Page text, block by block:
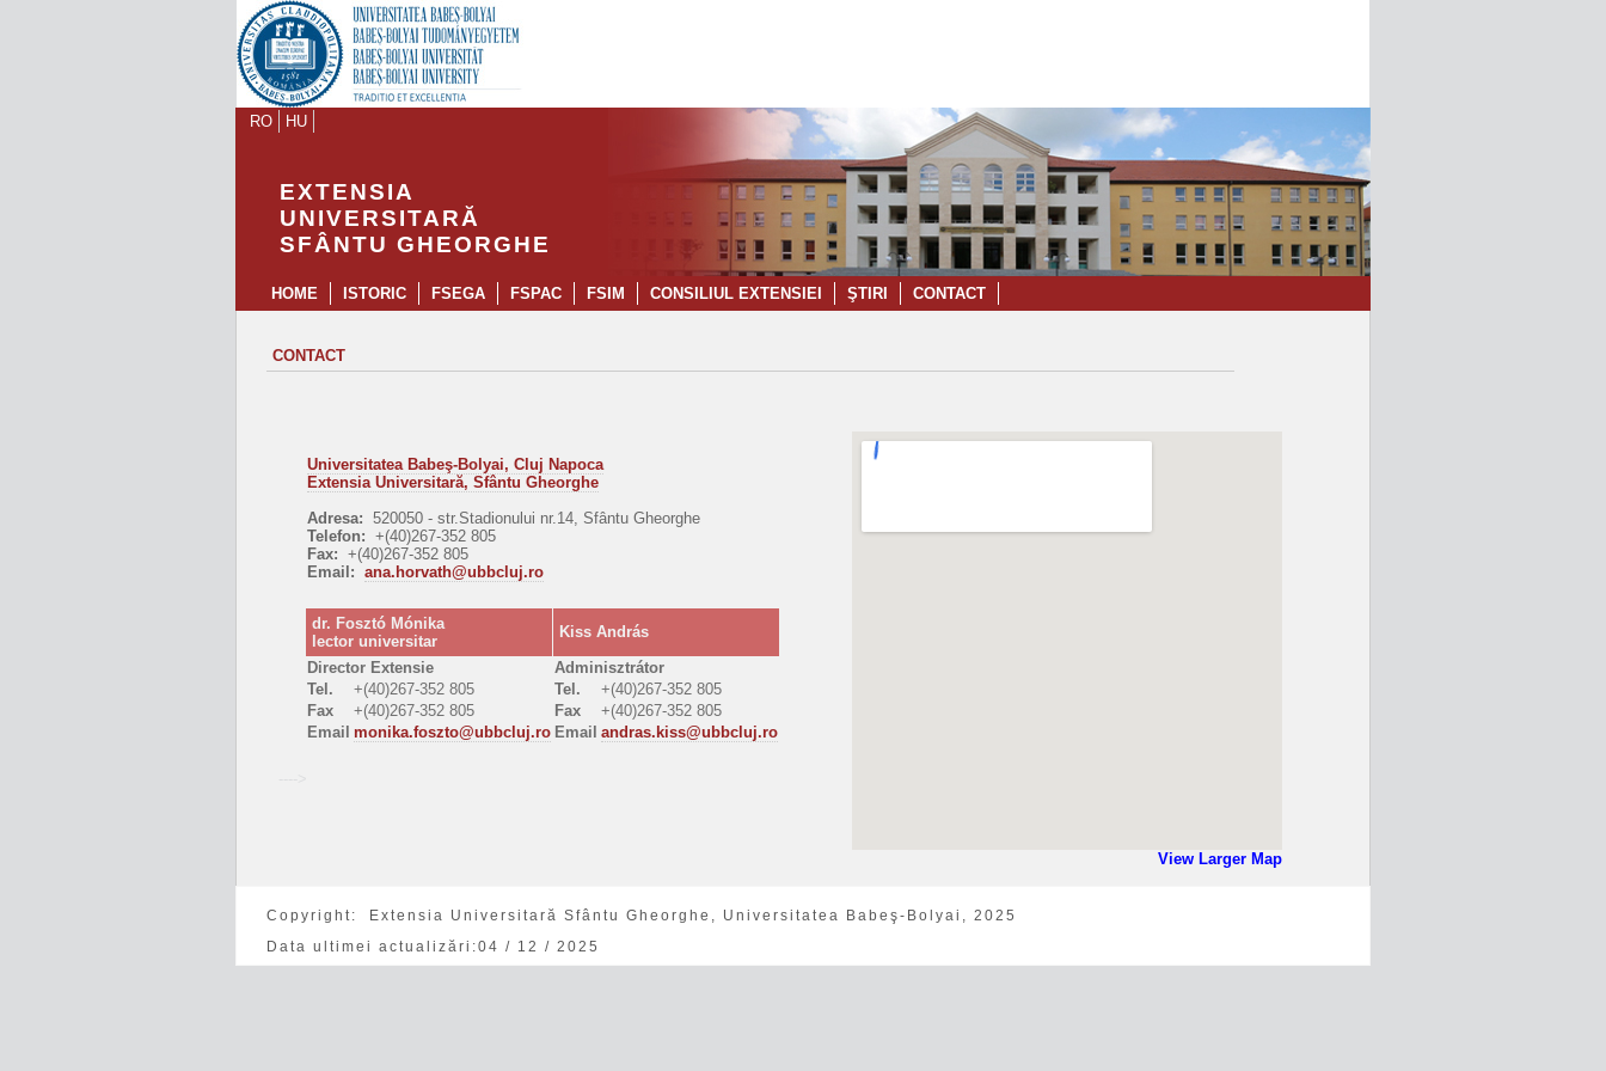
RO HU
EXTENSIA
UNIVERSITARĂ
SFÂNTU GHEORGHE
HOME ISTORIC FSEGA FSPAC FSIM CONSILIUL EXTENSIEI ŞTIRI CONTACT
CONTACT
Universitatea Babeş-Bolyai, Cluj Napoca
Extensia Universitară, Sfântu Gheorghe
Adresa: 520050 - str.Stadionului nr.14, Sfântu Gheorghe
Telefon: +(40)267-352 805
Fax: +(40)267-352 805
Email: ana.horvath@ubbcluj.ro
dr. Fosztó Mónika
lector universitar
Kiss András
Director Extensie
Adminisztrátor
Tel.
+(40)267-352 805 Tel.
+(40)267-352 805
Fax
+(40)267-352 805 Fax
+(40)267-352 805
Email monika.foszto@ubbcluj.ro Email andras.kiss@ubbcluj.ro
View Larger Map
Copyright: Extensia Universitară Sfântu Gheorghe, Universitatea Babeş-Bolyai, 2025
Data ultimei actualizări:04 / 12 / 2025